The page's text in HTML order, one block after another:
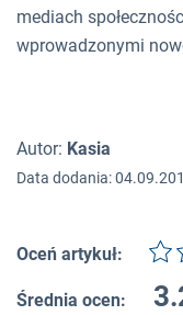
mediach
wprowadzonymi
Autor: Kasia
Data dodania:
Oceń artykuł:
Średnia ocen: